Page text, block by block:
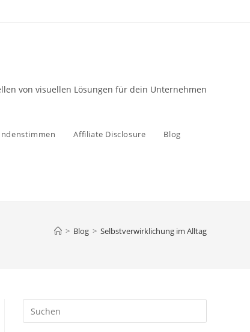
von visuellen Lösungen für dein Unternehmen
Affiliate Disclosure Blog
> Blog > Selbstverwirklichung im Alltag
Escape